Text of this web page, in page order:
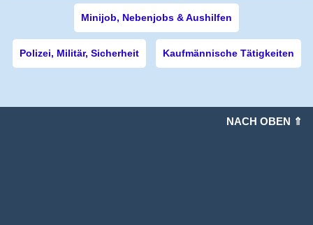
Minijob, Nebenjobs & Aushilfen
Polizei, Militär, Sicherheit Kaufmännische Tätigkeiten
NACH OBEN ⇑